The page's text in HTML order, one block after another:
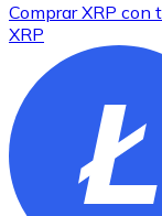
ComprarXRP con
XRP